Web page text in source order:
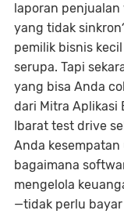
laporan
yang tidak
pemilik bisnis
serupa. Tapi
yang bisa Anda
dari Mitra Aplikasi
Ibarat test drive
Anda
bagaimana
mengelola
—tidak perlu